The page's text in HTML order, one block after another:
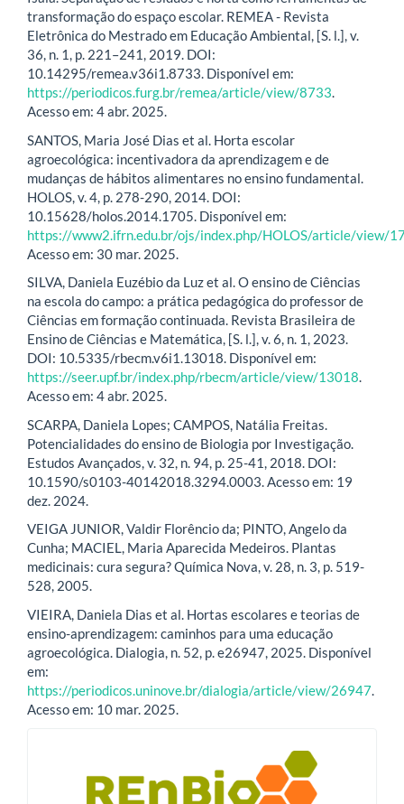
transformação do espaço escolar. REMEA - Revista
Eletrônica do Mestrado em Educação Ambiental, [S. l.], v.
36, n. 1, p. 221–241, 2019. DOI:
10.14295/remea.v36i1.8733. Disponível em:
https://periodicos.furg.br/remea/article/view/8733.
Acesso em: 4 abr. 2025.
SANTOS, Maria José Dias et al. Horta escolar
agroecológica: incentivadora da aprendizagem e de
mudanças de hábitos alimentares no ensino fundamental.
HOLOS, v. 4, p. 278-290, 2014. DOI:
10.15628/holos.2014.1705. Disponível em:
https://www2.ifrn.edu.br/ojs/index.php/HOLOS/article/view/
Acesso em: 30 mar. 2025.
SILVA, Daniela Euzébio da Luz et al. O ensino de Ciências
na escola do campo: a prática pedagógica do professor de
Ciências em formação continuada. Revista Brasileira de
Ensino de Ciências e Matemática, [S. l.], v. 6, n. 1, 2023.
DOI: 10.5335/rbecm.v6i1.13018. Disponível em:
https://seer.upf.br/index.php/rbecm/article/view/13018.
Acesso em: 4 abr. 2025.
SCARPA, Daniela Lopes; CAMPOS, Natália Freitas.
Potencialidades do ensino de Biologia por Investigação.
Estudos Avançados, v. 32, n. 94, p. 25-41, 2018. DOI:
10.1590/s0103-40142018.3294.0003. Acesso em: 19
dez. 2024.
VEIGA JUNIOR, Valdir Florêncio da; PINTO, Angelo da
Cunha; MACIEL, Maria Aparecida Medeiros. Plantas
medicinais: cura segura? Química Nova, v. 28, n. 3, p. 519-
528, 2005.
VIEIRA, Daniela Dias et al. Hortas escolares e teorias de
ensino-aprendizagem: caminhos para uma educação
agroecológica. Dialogia, n. 52, p. e26947, 2025. Disponível
em:
https://periodicos.uninove.br/dialogia/article/view/26947.
Acesso em: 10 mar. 2025.